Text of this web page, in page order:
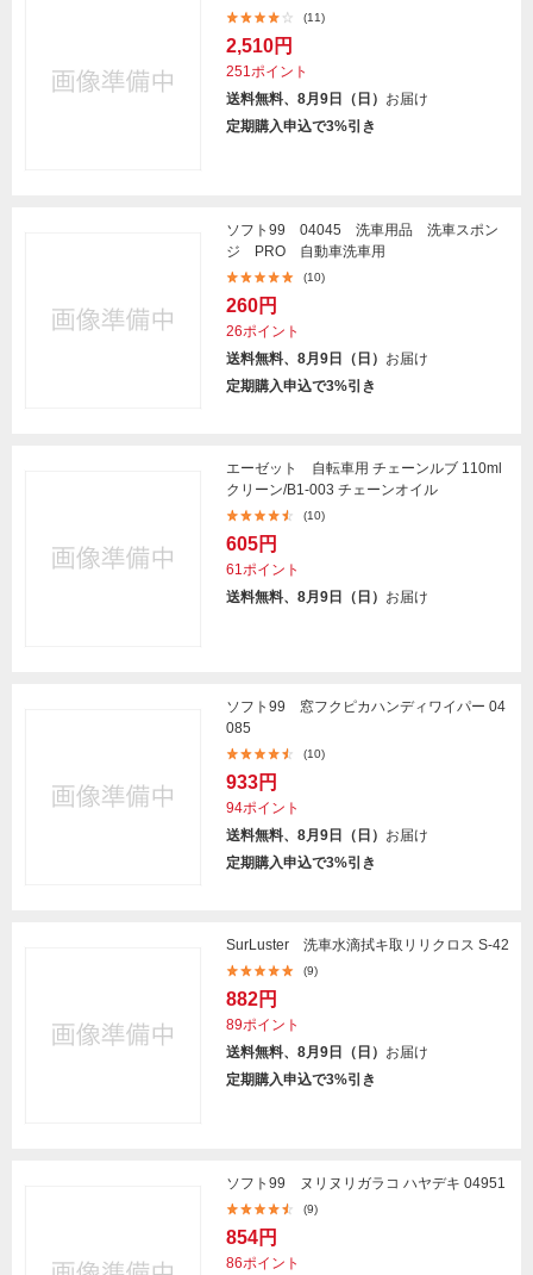
(11)
2,510円
251ポイント
送料無料、8月9日（日） お届け
定期購入申込で3%引き
ソフト99 04045 洗車用品 洗車スポン
ジ PRO 自動車洗車用
(10)
260円
26ポイント
送料無料、8月9日（日） お届け
定期購入申込で3%引き
エーゼット 自転車用 チェーンルブ 110ml
クリーン/B1-003 チェーンオイル
(10)
605円
61ポイント
送料無料、8月9日（日） お届け
ソフト99 窓フクピカハンディワイパー 04
085
(10)
933円
94ポイント
送料無料、8月9日（日） お届け
定期購入申込で3%引き
SurLuster 洗車水滴拭キ取リリクロス S-42
(9)
882円
89ポイント
送料無料、8月9日（日） お届け
定期購入申込で3%引き
ソフト99 ヌリヌリガラコ ハヤデキ 04951
(9)
854円
86ポイント